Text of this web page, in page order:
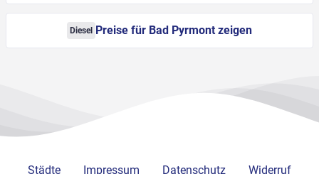
Diesel Preise für Bad Pyrmont zeigen
Städte Impressum Datenschutz Widerruf